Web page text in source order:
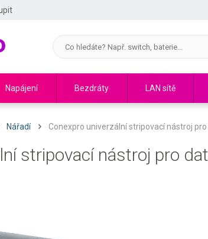
Napájení Bezdráty LAN sítě
Nářadí Conexpro univerzální stripovací nástroj
stripovací nástroj pro